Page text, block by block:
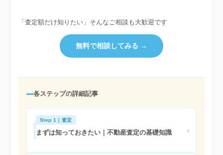
「査定額だけ知りたい」そんなご相談も大歓迎です
無料で相談してみる →
各ステップの詳細記事
Step 1｜査定
まずは知っておきたい｜不動産査定の基礎知識 ›